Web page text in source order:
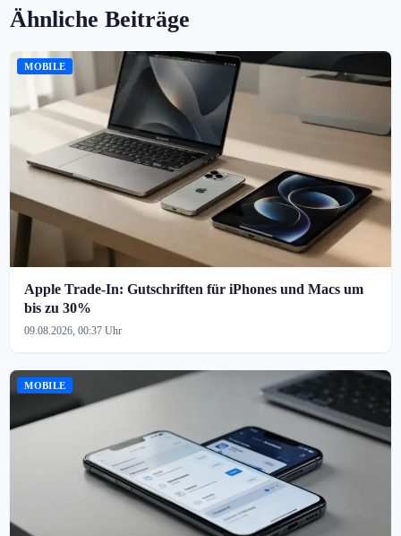
Ähnliche Beiträge
MOBILE
Apple Trade-In: Gutschriften für iPhones und Macs um
bis zu 30%
09.08.2026, 00:37 Uhr
MOBILE